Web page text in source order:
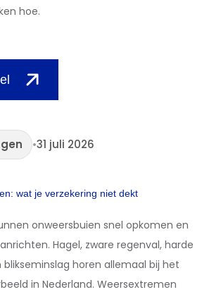
hoe.
•31 juli 2026
wat je verzekering niet dekt
onweersbuien snel opkomen en
Hagel, zware regenval, harde
horen allemaal bij het
in Nederland. Weersextremen